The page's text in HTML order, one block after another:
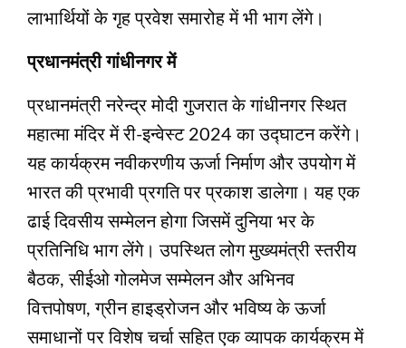
लाभार्थियों के गृह प्रवेश समारोह में भी भाग लेंगे।
प्रधानमंत्री गांधीनगर में
प्रधानमंत्री नरेन्द्र मोदी गुजरात के गांधीनगर स्थित
महात्मा मंदिर में री-इन्वेस्ट 2024 का उद्घाटन करेंगे।
यह कार्यक्रम नवीकरणीय ऊर्जा निर्माण और उपयोग में
भारत की प्रभावी प्रगति पर प्रकाश डालेगा। यह एक
ढाई दिवसीय सम्मेलन होगा जिसमें दुनिया भर के
प्रतिनिधि भाग लेंगे। उपस्थित लोग मुख्यमंत्री स्तरीय
बैठक, सीईओ गोलमेज सम्मेलन और अभिनव
वित्तपोषण, ग्रीन हाइड्रोजन और भविष्य के ऊर्जा
समाधानों पर विशेष चर्चा सहित एक व्यापक कार्यक्रम में